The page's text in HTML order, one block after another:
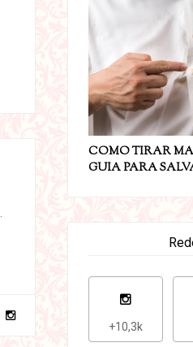
COMO TIRAR
GUIA PARA
+10,3k